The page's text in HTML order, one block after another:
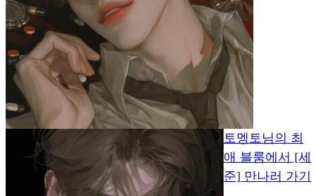
토멩토님의 최
애 블룸에서 [세
준] 만나러 가기